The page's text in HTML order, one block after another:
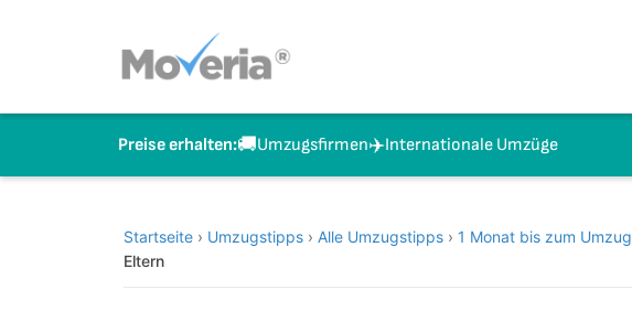
Preise erhalten:🚚Umzugsfirmen✈️Internationale Umzüge
Startseite › Umzugstipps › Alle Umzugstipps › 1 Monat bis zum Umzug
Eltern